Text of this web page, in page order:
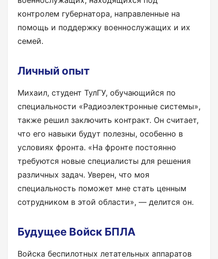
контролем губернатора, направленные на
помощь и поддержку военнослужащих и их
семей.
Личный опыт
Михаил, студент ТулГУ, обучающийся по
специальности «Радиоэлектронные системы»,
также решил заключить контракт. Он считает,
что его навыки будут полезны, особенно в
условиях фронта. «На фронте постоянно
требуются новые специалисты для решения
различных задач. Уверен, что моя
специальность поможет мне стать ценным
сотрудником в этой области», — делится он.
Будущее Войск БПЛА
Войска беспилотных летательных аппаратов